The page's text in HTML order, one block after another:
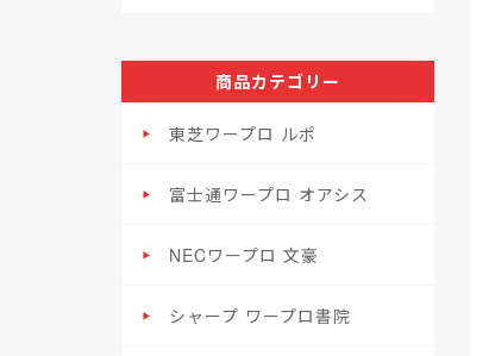
商品カテゴリー
東芝ワープロ ルポ
富士通ワープロ オアシス
NECワープロ 文豪
シャープ ワープロ書院